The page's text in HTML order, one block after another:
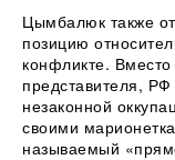
Цымбалюк также
позицию
конфликте. Вместо
представителя,
незаконной
своими
называемый